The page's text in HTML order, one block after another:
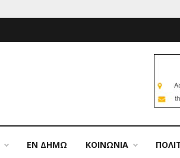
ΕΝ ΔΗΜΩ ΚΟΙΝΩΝΙΑ